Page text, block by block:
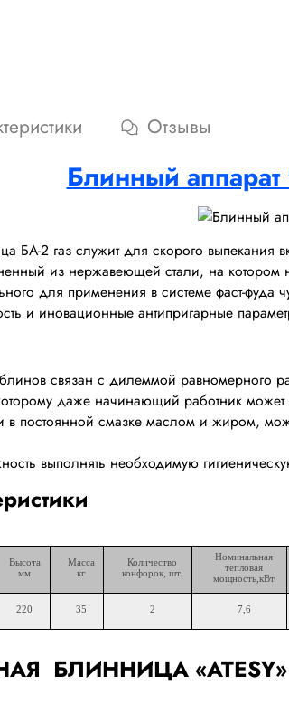
Отзывы
Блинный
БА-2 газ служит для скорого выпекания
из нержавеющей стали, на
для применения в системе фаст-фуда
и иновационные антипригарные
связан с дилеммой равномерного
даже начинающий работник
в постоянной смазке маслом и жиром,
выполнять необходимую
Высота
мм
Масса
кг
Количество
конфорок, шт.
Номинальная
тепловая
мощность,кВт
220 35 2 7,6
БЛИННИЦА «ATESY»